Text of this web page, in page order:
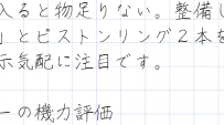
ると物足りない。整備
とピストンリング２本
気配に注目です。
の機力評価